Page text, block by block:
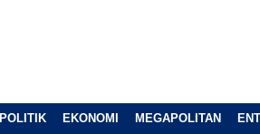
POLITIK EKONOMI MEGAPOLITAN